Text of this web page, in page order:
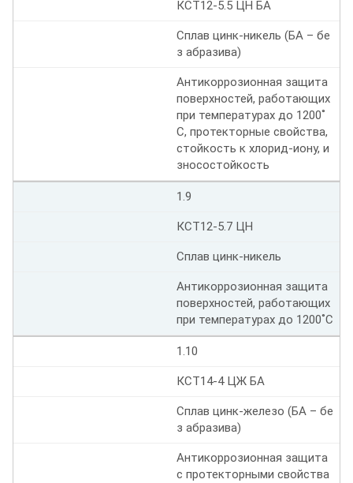
КСТ12-5.5 ЦН БА
Сплав цинк-никель (БА – бе
з абразива)
Антикоррозионная защита
поверхностей, работающих
при температурах до 1200˚
С, протекторные свойства,
стойкость к хлорид-иону, и
зносостойкость
1.9
КСТ12-5.7 ЦН
Сплав цинк-никель
Антикоррозионная защита
поверхностей, работающих
при температурах до 1200˚С
1.10
КСТ14-4 ЦЖ БА
Сплав цинк-железо (БА – бе
з абразива)
Антикоррозионная защита
с протекторными свойства